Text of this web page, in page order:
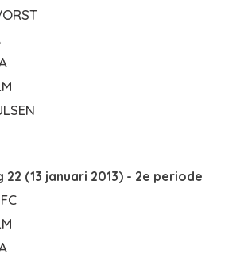
22 (13 januari 2013) - 2e periode